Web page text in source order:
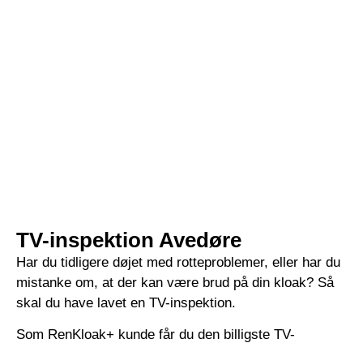
TV-inspektion Avedøre
Har du tidligere døjet med rotteproblemer, eller har du
mistanke om, at der kan være brud på din kloak? Så
skal du have lavet en TV-inspektion.
Som RenKloak+ kunde får du den billigste TV-